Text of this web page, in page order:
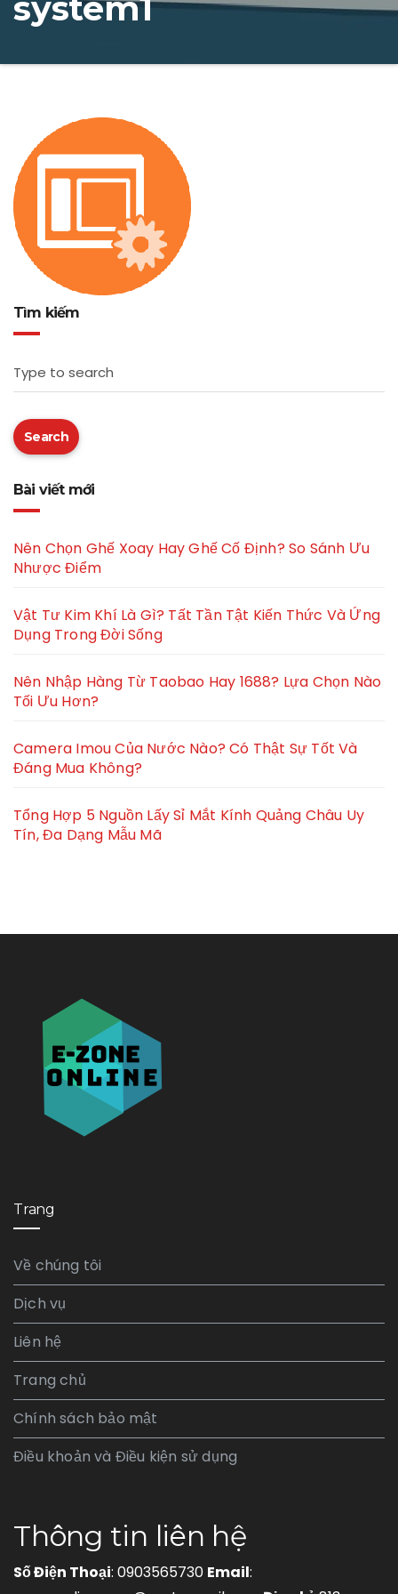
system1
Tìm kiếm
Type to search
Search
Bài viết mới
Nên Chọn Ghế Xoay Hay Ghế Cố Định? So Sánh Ưu
Nhược Điểm
Vật Tư Kim Khí Là Gì? Tất Tần Tật Kiến Thức Và Ứng
Dụng Trong Đời Sống
Nên Nhập Hàng Từ Taobao Hay 1688? Lựa Chọn Nào
Tối Ưu Hơn?
Camera Imou Của Nước Nào? Có Thật Sự Tốt Và
Đáng Mua Không?
Tổng Hợp 5 Nguồn Lấy Sỉ Mắt Kính Quảng Châu Uy
Tín, Đa Dạng Mẫu Mã
Trang
Về chúng tôi
Dịch vụ
Liên hệ
Trang chủ
Chính sách bảo mật
Điều khoản và Điều kiện sử dụng
Thông tin liên hệ
Số Điện Thoại: 0903565730 Email: